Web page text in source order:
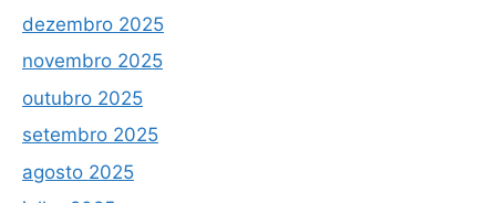
dezembro 2025
novembro 2025
outubro 2025
setembro 2025
agosto 2025